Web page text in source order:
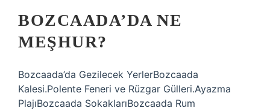
BOZCAADA’DA NE
MEŞHUR?
Bozcaada’da Gezilecek YerlerBozcaada
Kalesi.Polente Feneri ve Rüzgar Gülleri.Ayazma
PlajıBozcaada SokaklarıBozcaada Rum